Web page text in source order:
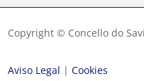
Copyright © Concello do
Aviso Legal |Cookies